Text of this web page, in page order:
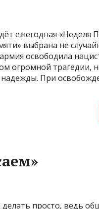
ежегодная «Неделя
выбрана не
освободила
огромной трагедии,
При
просто, ведь